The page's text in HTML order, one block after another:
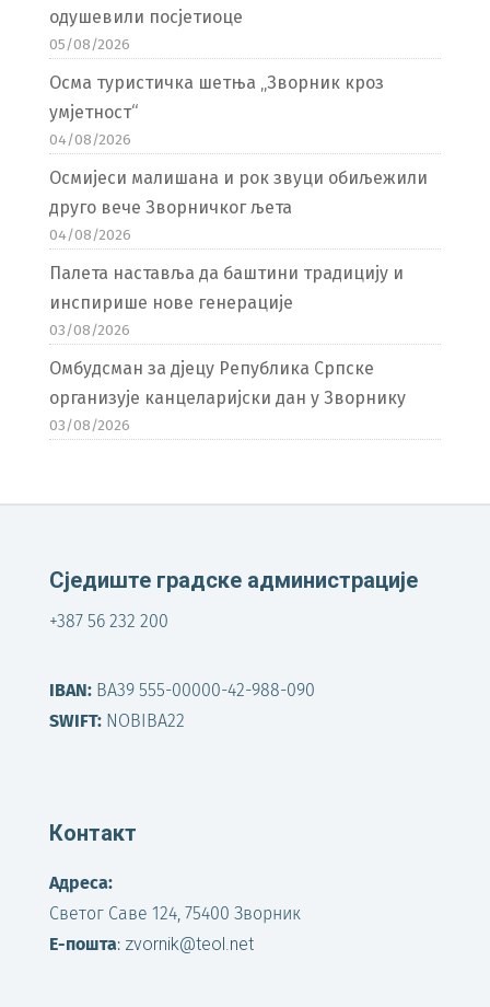
одушевили посјетиоце
05/08/2026
Осма туристичка шетња „Зворник кроз
умјетност“
04/08/2026
Осмијеси малишана и рок звуци обиљежили
друго вече Зворничког љета
04/08/2026
Палета наставља да баштини традицију и
инспирише нове генерације
03/08/2026
Омбудсман за дјецу Република Српске
организује канцеларијски дан у Зворнику
03/08/2026
Сједиште градске администрације
+387 56 232 200
IBAN:BA39 555-00000-42-988-090
SWIFT:NOBIBA22
Контакт
Адреса:
Светог Саве 124, 75400 Зворник
Е-пошта: zvornik@teol.net